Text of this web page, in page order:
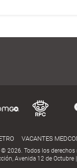
VACANTES
2026. Todos los derechos
Avenida 12 de